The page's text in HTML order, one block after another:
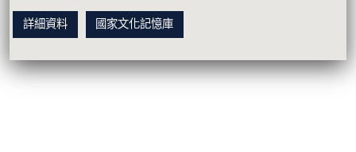
詳細資料 國家文化記憶庫